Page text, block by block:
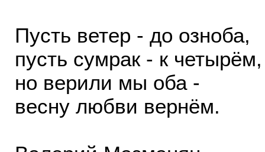
Пусть ветер - до озноба,
пусть сумрак - к четырём,
но верили мы оба -
весну любви вернём.